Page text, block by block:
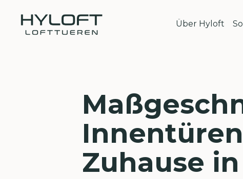
Über Hyloft
Zuhause